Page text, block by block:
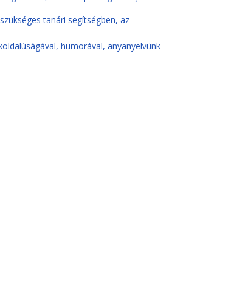
tanári segítségben, az
humorával, anyanyelvünk